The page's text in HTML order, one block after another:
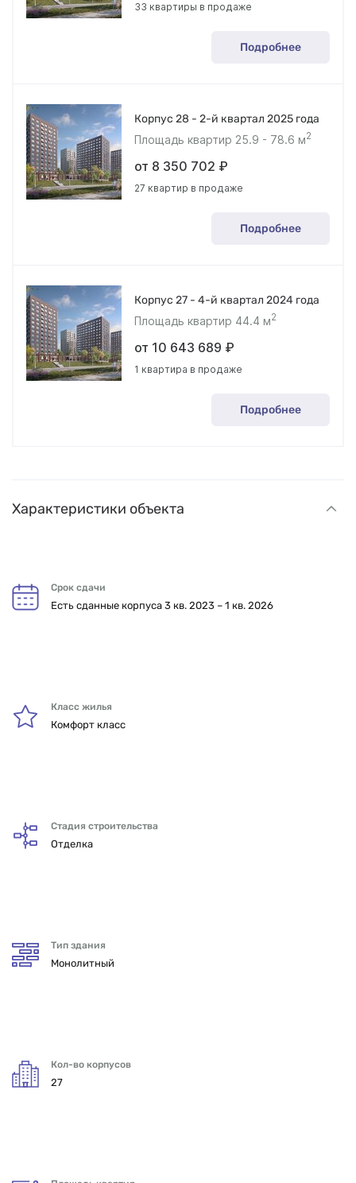
33 квартиры в продаже
Подробнее
Корпус 28 - 2-й квартал 2025 года
Площадь квартир 25.9 - 78.6 м2
от 8 350 702 ₽
27 квартир в продаже
Подробнее
Корпус 27 - 4-й квартал 2024 года
Площадь квартир 44.4 м2
от 10 643 689 ₽
1 квартира в продаже
Подробнее
Характеристики объекта
Срок сдачи
Есть сданные корпуса 3 кв. 2023 – 1 кв. 2026
Класс жилья
Комфорт класс
Стадия строительства
Отделка
Тип здания
Монолитный
Кол-во корпусов
27